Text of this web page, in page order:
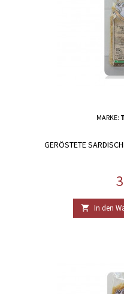
MARKE:
GERÖSTETE
 In den